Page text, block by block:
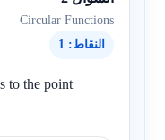
Circular Functions
النقاط: 1
to the point